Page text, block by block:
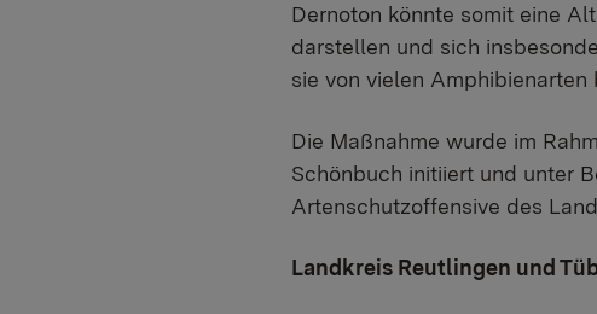
Dernoton könnte somit eine
darstellen und sich
sie von vielen Amphibienarten
Die Maßnahme wurde im
Schönbuch initiiert und unter
Artenschutzoffensive des
Landkreis Reutlingen und